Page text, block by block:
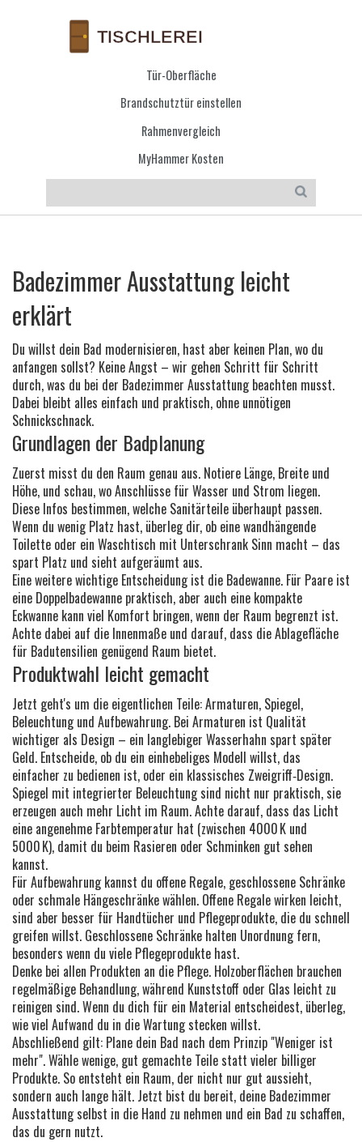
Tür-Oberfläche
Brandschutztür einstellen
Rahmenvergleich
MyHammer Kosten
Badezimmer Ausstattung leicht
erklärt
Du willst dein Bad modernisieren, hast aber keinen Plan, wo du
anfangen sollst? Keine Angst – wir gehen Schritt für Schritt
durch, was du bei der Badezimmer Ausstattung beachten musst.
Dabei bleibt alles einfach und praktisch, ohne unnötigen
Schnickschnack.
Grundlagen der Badplanung
Zuerst misst du den Raum genau aus. Notiere Länge, Breite und
Höhe, und schau, wo Anschlüsse für Wasser und Strom liegen.
Diese Infos bestimmen, welche Sanitärteile überhaupt passen.
Wenn du wenig Platz hast, überleg dir, ob eine wandhängende
Toilette oder ein Waschtisch mit Unterschrank Sinn macht – das
spart Platz und sieht aufgeräumt aus.
Eine weitere wichtige Entscheidung ist die Badewanne. Für Paare ist
eine Doppelbadewanne praktisch, aber auch eine kompakte
Eckwanne kann viel Komfort bringen, wenn der Raum begrenzt ist.
Achte dabei auf die Innenmaße und darauf, dass die Ablagefläche
für Badutensilien genügend Raum bietet.
Produktwahl leicht gemacht
Jetzt geht's um die eigentlichen Teile: Armaturen, Spiegel,
Beleuchtung und Aufbewahrung. Bei Armaturen ist Qualität
wichtiger als Design – ein langlebiger Wasserhahn spart später
Geld. Entscheide, ob du ein einhebeliges Modell willst, das
einfacher zu bedienen ist, oder ein klassisches Zweigriff‑Design.
Spiegel mit integrierter Beleuchtung sind nicht nur praktisch, sie
erzeugen auch mehr Licht im Raum. Achte darauf, dass das Licht
eine angenehme Farbtemperatur hat (zwischen 4000 K und
5000 K), damit du beim Rasieren oder Schminken gut sehen
kannst.
Für Aufbewahrung kannst du offene Regale, geschlossene Schränke
oder schmale Hängeschränke wählen. Offene Regale wirken leicht,
sind aber besser für Handtücher und Pflegeprodukte, die du schnell
greifen willst. Geschlossene Schränke halten Unordnung fern,
besonders wenn du viele Pflegeprodukte hast.
Denke bei allen Produkten an die Pflege. Holzoberflächen brauchen
regelmäßige Behandlung, während Kunststoff oder Glas leicht zu
reinigen sind. Wenn du dich für ein Material entscheidest, überleg,
wie viel Aufwand du in die Wartung stecken willst.
Abschließend gilt: Plane dein Bad nach dem Prinzip "Weniger ist
mehr". Wähle wenige, gut gemachte Teile statt vieler billiger
Produkte. So entsteht ein Raum, der nicht nur gut aussieht,
sondern auch lange hält. Jetzt bist du bereit, deine Badezimmer
Ausstattung selbst in die Hand zu nehmen und ein Bad zu schaffen,
das du gern nutzt.